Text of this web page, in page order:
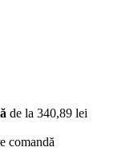
de la 340,89 lei
comandă